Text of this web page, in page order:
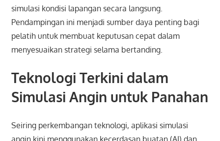
simulasi kondisi lapangan secara langsung.
Pendampingan ini menjadi sumber daya penting bagi
pelatih untuk membuat keputusan cepat dalam
menyesuaikan strategi selama bertanding.
Teknologi Terkini dalam
Simulasi Angin untuk Panahan
Seiring perkembangan teknologi, aplikasi simulasi
angin kini menggunakan kecerdasan buatan (AI) dan